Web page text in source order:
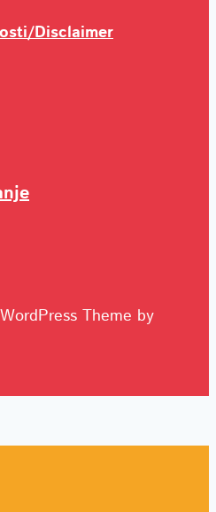
Disclaimer
Theme by